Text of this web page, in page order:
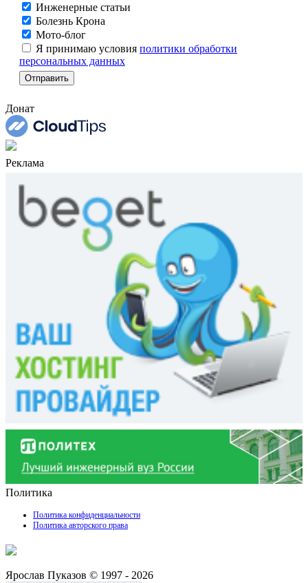
Инженерные статьи
Болезнь Крона
Мото-блог
Я принимаю условия политики обработки
персональных данных
Донат
Реклама
Политика
Политика конфиденциальности
Политика авторского права
Ярослав Пуказов © 1997 - 2026